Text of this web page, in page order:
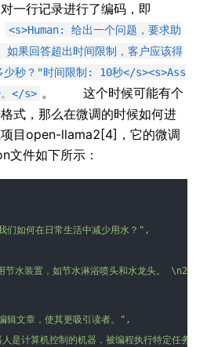
行记录进行了编码，即
<s>Human: 给出一个问题，要求助
如果回答超出时间限制，客户应该得
秒？"时间限制: 10秒</s><s>Ass
</s> 。 这个时候可能有个
式，那么在微调的时候如何进
目open-llama2[4]，它的微调
文件如下所示：
们如何在日常生活中减少用水？" ,
节水装置，如节水淋浴喷头和水龙头。 \n2.
辑文章，使其更吸引读者。" ,
是计算机控制的机器，被编程执行特定任务